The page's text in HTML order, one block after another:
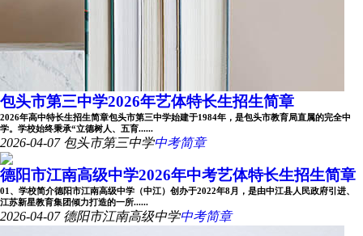
包头市第三中学2026年艺体特长生招生简章
2026年高中特长生招生简章包头市第三中学始建于1984年，是包头市教育局直属的完全中
学。学校始终秉承“立德树人、五育......
2026-04-07 包头市第三中学中考简章
德阳市江南高级中学2026年中考艺体特长生招生简章
01、学校简介德阳市江南高级中学（中江）创办于2022年8月，是由中江县人民政府引进、
江苏新星教育集团倾力打造的一所......
2026-04-07 德阳市江南高级中学中考简章